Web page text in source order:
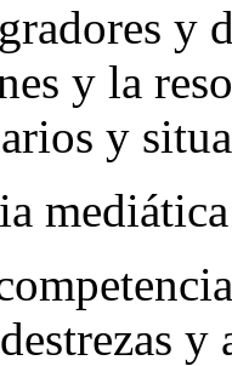
y
y la
y
mediática
y